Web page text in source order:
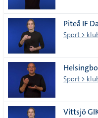
Piteå IF
Sport >
Sport >
Vittsjö